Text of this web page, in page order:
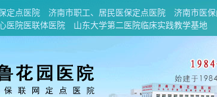
定点医院 济南市职工、居民医保定点医院
济南市医
医院医联体医院 山东大学第二医院临床实践教学基地